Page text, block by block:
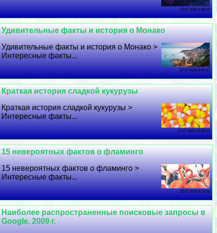
23 07 2026 0:36:18
Удивительные факты и история о Монако
Удивительные факты и история о Монако >
Интересные факты...
22 07 2026 8:57:47
Краткая история сладкой кукурузы
Краткая история сладкой кукурузы >
Интересные факты...
21 07 2026 12:38:55
15 невероятных фактов о фламинго
15 невероятных фактов о фламинго >
Интересные факты...
20 07 2026 8:19:12
Наиболее распространенные поисковые запросы в
Google, 2009 г.